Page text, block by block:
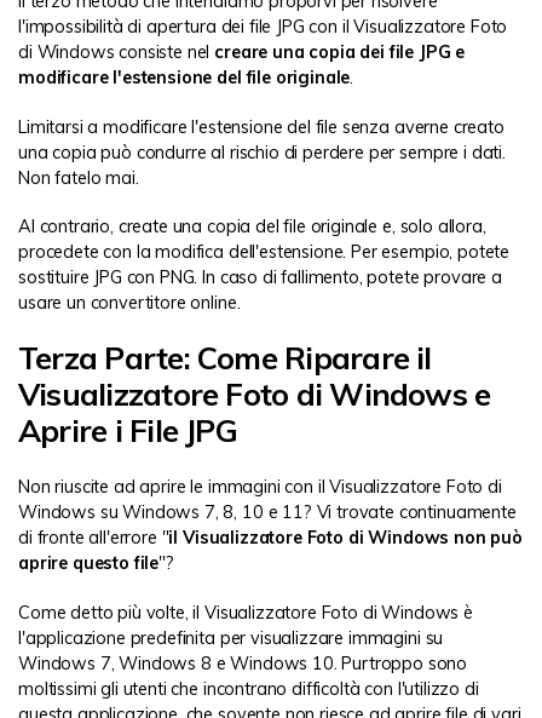
l'impossibilità di apertura dei file JPG con il Visualizzatore Foto
di Windows consiste nel creare una copia dei file JPG e
modificare l'estensione del file originale.
Limitarsi a modificare l'estensione del file senza averne creato
una copia può condurre al rischio di perdere per sempre i dati.
Non fatelo mai.
Al contrario, create una copia del file originale e, solo allora,
procedete con la modifica dell'estensione. Per esempio, potete
sostituire JPG con PNG. In caso di fallimento, potete provare a
usare un convertitore online.
Terza Parte: Come Riparare il
Visualizzatore Foto di Windows e
Aprire i File JPG
Non riuscite ad aprire le immagini con il Visualizzatore Foto di
Windows su Windows 7, 8, 10 e 11? Vi trovate continuamente
di fronte all'errore "il Visualizzatore Foto di Windows non può
aprire questo file"?
Come detto più volte, il Visualizzatore Foto di Windows è
l'applicazione predefinita per visualizzare immagini su
Windows 7, Windows 8 e Windows 10. Purtroppo sono
moltissimi gli utenti che incontrano difficoltà con l'utilizzo di